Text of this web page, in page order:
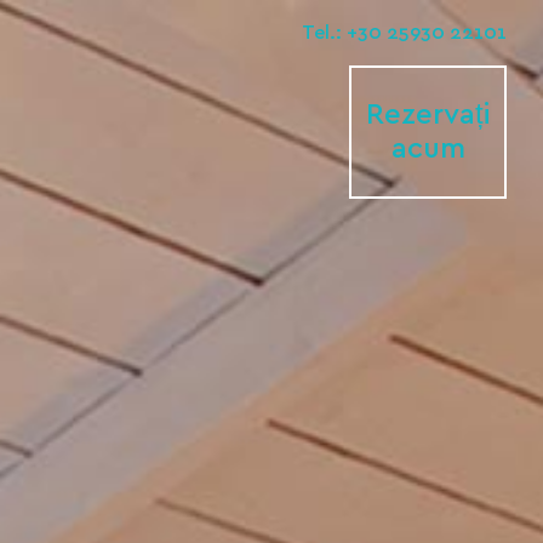
Tel.: +30 25930 22101
Rezervați
acum